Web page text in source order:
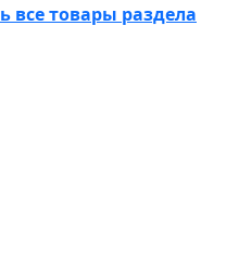
все товары раздела